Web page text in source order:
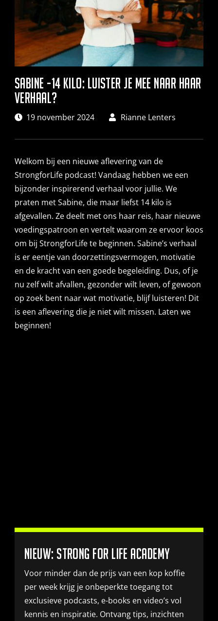
Blog
Sabine -14 kilo: luister je mee naar haar
verhaal?
19 november 2024 Rianne Lenters
Welkom bij een nieuwe aflevering van de
StrongforLife podcast! Vandaag hebben we een
bijzonder inspirerend verhaal voor jullie. We
praten met Sabine, die maar liefst 14 kilo is
afgevallen. Ze deelt met ons haar reis, haar nieuwe
voedingspatroon en vertelt waarom ze ervoor koos
om bij StrongforLife te beginnen. Sabine’s verhaal
is er eentje van doorzettingsvermogen, motivatie
en de kracht van een goede begeleiding. Dus, of je
nu zelf wilt afvallen, gezonder wilt leven, of gewoon
op zoek bent naar wat motivatie, blijf luisteren! Dit
is een aflevering die je niet wilt missen. Laten we
beginnen!
Nieuw: Strong for life academy
Voor minder dan de prijs van een kop koffie
per week krijg je onbeperkte toegang tot
exclusieve podcasts, e-books en video’s vol
kennis en inspiratie. Ontvang tips, inzichten